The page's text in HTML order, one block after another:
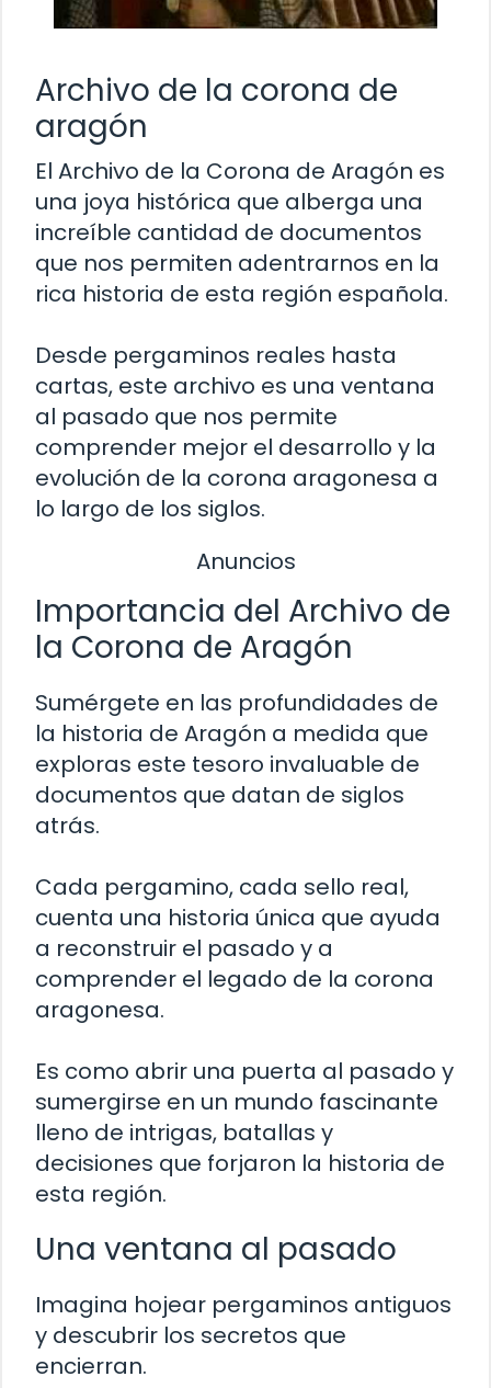
Archivo de la corona de
aragón
El Archivo de la Corona de Aragón es
una joya histórica que alberga una
increíble cantidad de documentos
que nos permiten adentrarnos en la
rica historia de esta región española.
Desde pergaminos reales hasta
cartas, este archivo es una ventana
al pasado que nos permite
comprender mejor el desarrollo y la
evolución de la corona aragonesa a
lo largo de los siglos.
Anuncios
Importancia del Archivo de
la Corona de Aragón
Sumérgete en las profundidades de
la historia de Aragón a medida que
exploras este tesoro invaluable de
documentos que datan de siglos
atrás.
Cada pergamino, cada sello real,
cuenta una historia única que ayuda
a reconstruir el pasado y a
comprender el legado de la corona
aragonesa.
Es como abrir una puerta al pasado y
sumergirse en un mundo fascinante
lleno de intrigas, batallas y
decisiones que forjaron la historia de
esta región.
Una ventana al pasado
Imagina hojear pergaminos antiguos
y descubrir los secretos que
encierran.